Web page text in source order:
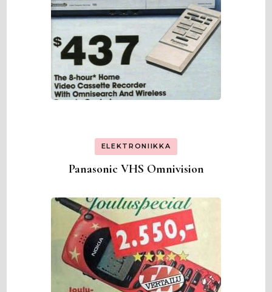
ELEKTRONIIKKA
Panasonic VHS Omnivision